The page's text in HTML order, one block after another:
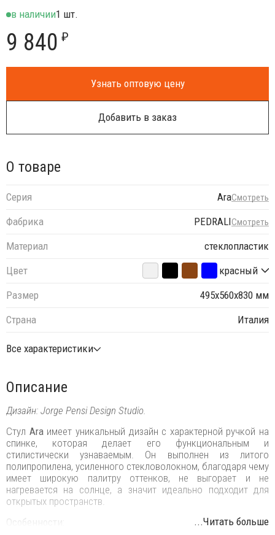
в наличии1 шт.
9 840 ₽
Узнать оптовую цену
Добавить в заказ
О товаре
Серия AraСмотреть
Фабрика PEDRALIСмотреть
Материал
стеклопластик
Цвет
красный
Размер
495х560х830 мм
Страна
Италия
Все характеристики
Описание
Дизайн: Jorge Pensi Design Studio.
Стул Ara имеет уникальный дизайн с характерной ручкой на
спинке, которая делает его функциональным и
стилистически узнаваемым. Он выполнен из литого
полипропилена, усиленного стекловолокном, благодаря чему
имеет широкую палитру оттенков, не выгорает и не
нагревается на солнце, а значит идеально подходит для
открытых пространств.
Особенности:
...Читать больше